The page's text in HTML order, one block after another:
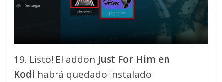
19. Listo! El addon Just For Him en
Kodi habrá quedado instalado